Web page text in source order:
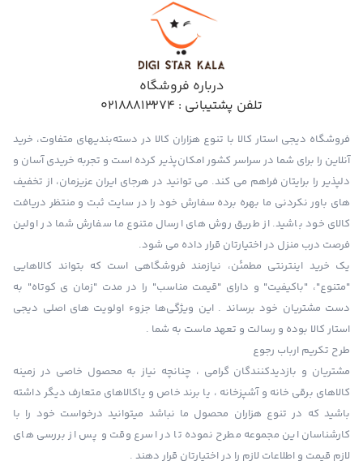
درباره فروشگاه
تلفن پشتیبانی : 02188813274
فروشگاه دیجی استار کالا با تنوع هزاران کالا در دسته‌بندیهای متفاوت، خرید
آنلاین را برای شما در سراسر کشور امکان‌پذیر کرده است و تجربه خریدی آسان و
دلپذیر را برایتان فراهم می کند. می توانید در هرجای ایران عزیزمان، از تخفیف
های باور نکردنی ما بهره برده سفارش خود را در سایت ثبت و منتظر دریافت
کالای خود باشید. از طریق روش های ارسال متنوع ما سفارش شما در اولین
فرصت درب منزل در اختیارتان قرار داده می شود.
یک خرید اینترنتی مطمئن، نیازمند فروشگاهی است که بتواند کالاهایی
"متنوع"، "باکیفیت" و دارای "قیمت مناسب" را در مدت "زمان ی کوتاه" به
دست مشتریان خود برساند . این ویژگی‌ها جزوء اولویت های اصلی دیجی
استار کالا بوده و رسالت و تعهد ماست به شما .
طرح تکریم ارباب رجوع
مشتریان و بازدیدکنندگان گرامی ، چنانچه نیاز به محصول خاصی در زمینه
کالاهای برقی خانه و آشپزخانه ، یا برند خاص و یاکالاهای متعارف دیگر داشته
باشید که در تنوع هزاران محصول ما نباشد میتوانید درخواست خود را با
کارشناسان این مجموعه مطرح نموده تا در اسرع وقت و پس از بررسی های
لازم قیمت و اطلاعات لازم را در اختیارتان قرار دهند .